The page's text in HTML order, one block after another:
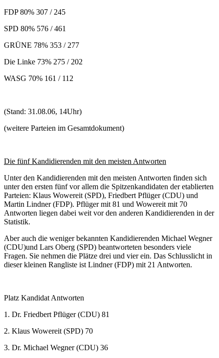
FDP 80% 307 / 245
SPD 80% 576 / 461
GRÜNE 78% 353 / 277
Die Linke 73% 275 / 202
WASG 70% 161 / 112
(Stand: 31.08.06, 14Uhr)
(weitere Parteien im Gesamtdokument)
Die fünf Kandidierenden mit den meisten Antworten
Unter den Kandidierenden mit den meisten Antworten finden sich
unter den ersten fünf vor allem die Spitzenkandidaten der etablierten
Parteien: Klaus Wowereit (SPD), Friedbert Pflüger (CDU) und
Martin Lindner (FDP). Pflüger mit 81 und Wowereit mit 70
Antworten liegen dabei weit vor den anderen Kandidierenden in der
Statistik.
Aber auch die weniger bekannten Kandidierenden Michael Wegner
(CDU)und Lars Oberg (SPD) beantworteten besonders viele
Fragen. Sie nehmen die Plätze drei und vier ein. Das Schlusslicht in
dieser kleinen Rangliste ist Lindner (FDP) mit 21 Antworten.
Platz Kandidat Antworten
1. Dr. Friedbert Pflüger (CDU) 81
2. Klaus Wowereit (SPD) 70
3. Dr. Michael Wegner (CDU) 36